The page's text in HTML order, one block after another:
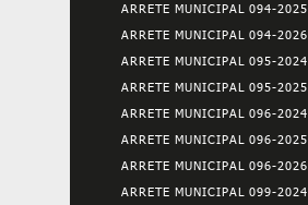
ARRETE MUNICIPAL 094-2025
ARRETE MUNICIPAL 094-2026
ARRETE MUNICIPAL 095-2024
ARRETE MUNICIPAL 095-2025
ARRETE MUNICIPAL 096-2024
ARRETE MUNICIPAL 096-2025
ARRETE MUNICIPAL 096-2026
ARRETE MUNICIPAL 099-2024